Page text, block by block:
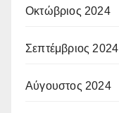
Οκτώβριος 2024
Σεπτέμβριος 2024
Αύγουστος 2024